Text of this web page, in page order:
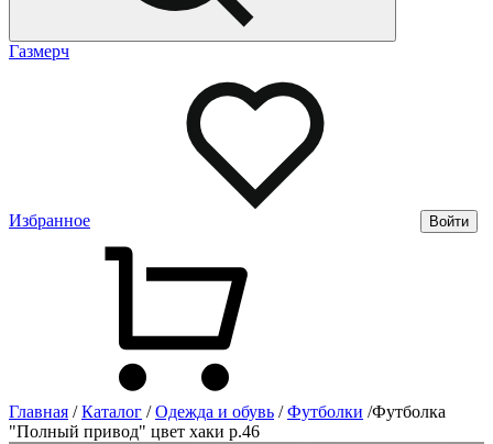
Газмерч
Избранное Войти
Главная / Каталог / Одежда и обувь / Футболки /Футболка
"Полный привод" цвет хаки р.46